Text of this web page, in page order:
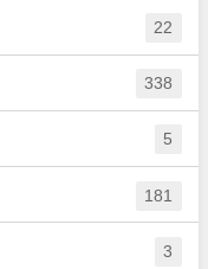
22
338
5
181
3